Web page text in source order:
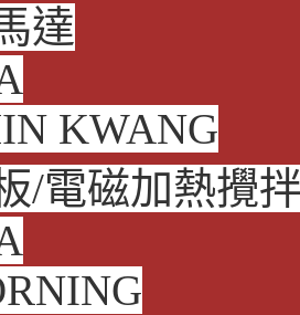
達
KWANG
/電磁加熱攪